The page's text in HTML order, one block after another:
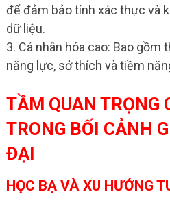
để đảm bảo tính xác thực và
dữ liệu.
3. Cá nhân hóa cao: Bao gồm
năng lực, sở thích và tiềm
TẦM QUAN TRỌNG
TRONG BỐI CẢNH
ĐẠI
HỌC BẠ VÀ XU HƯỚNG